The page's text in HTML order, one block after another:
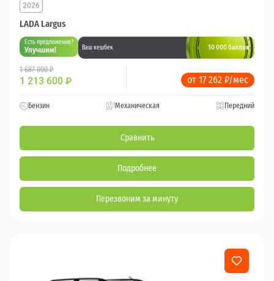
LADA Largus
2026
Есть предложение?
Улучшим! Ваш кешбек 10 000 баллов
1 687 000 ₽
1 213 600 ₽ от 17 262 ₽/мес
Бензин Механическая Передний
Сравнить
Подробнее
Перезвоним за минуту